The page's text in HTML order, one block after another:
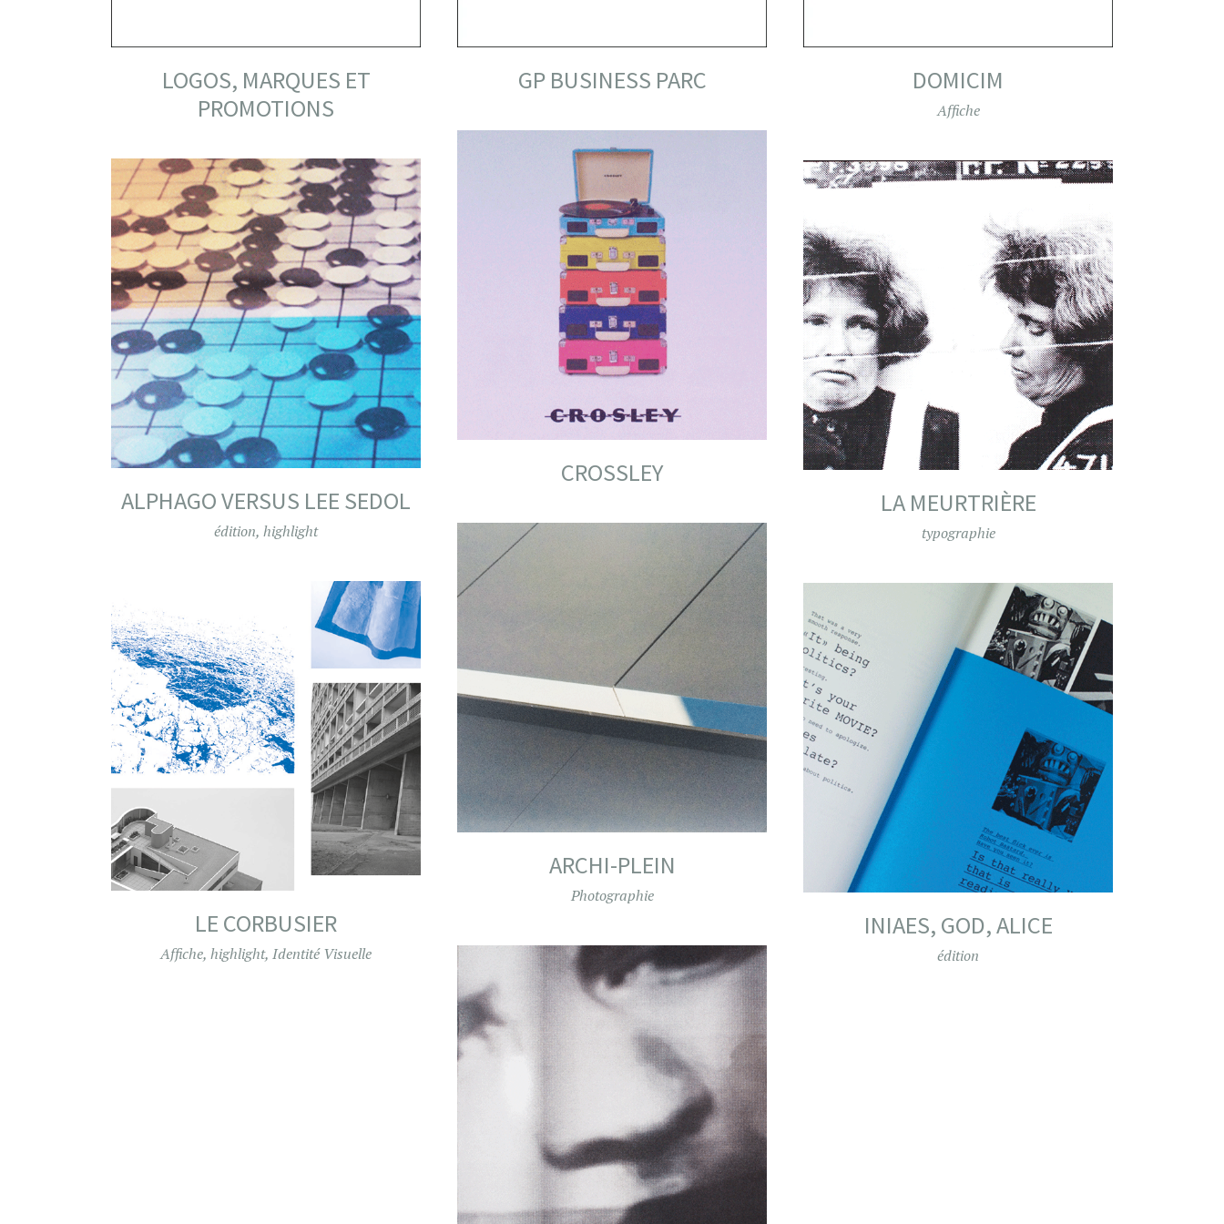
LOGOS, MARQUES ET
PROMOTIONS
GP BUSINESS PARC DOMICIM
Affiche
CROSSLEY
ALPHAGO VERSUS LEE SEDOL
édition, highlight
LA MEURTRIÈRE
typographie
ARCHI-PLEIN
Photographie
LE CORBUSIER
Affiche, highlight, Identité Visuelle
INIAES, GOD, ALICE
édition